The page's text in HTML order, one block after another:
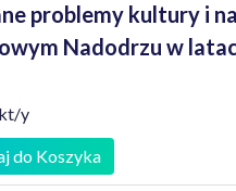
problemy kultury i
Nadodrzu w
y
do Koszyka